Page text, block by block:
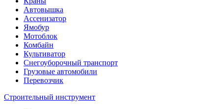
Автовышка
Ассенизатор
Ямобур
Мотоблок
Комбайн
Культиватор
Снегоуборочный транспорт
Грузовые автомобили
Перевозчик
Строительный инструмент